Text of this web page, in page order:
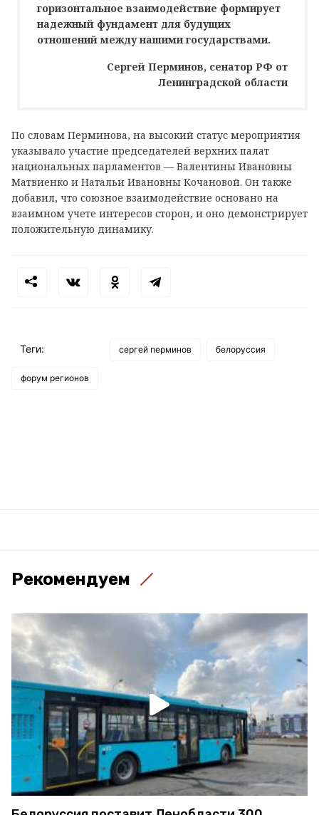
горизонтальное взаимодействие формирует
надежный фундамент для будущих
отношений между нашими государствами.
Сергей Перминов, сенатор РФ от
Ленинградской области
По словам Перминова, на высокий статус мероприятия
указывало участие председателей верхних палат
национальных парламентов — Валентины Ивановны
Матвиенко и Натальи Ивановны Кочановой. Он также
добавил, что союзное взаимодействие основано на
взаимном учете интересов сторон, и оно демонстрирует
положительную динамику.
Теги: сергей перминов белоруссия
форум регионов
Рекомендуем